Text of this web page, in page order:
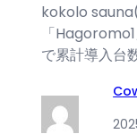
kokolo
「
で累計導入台